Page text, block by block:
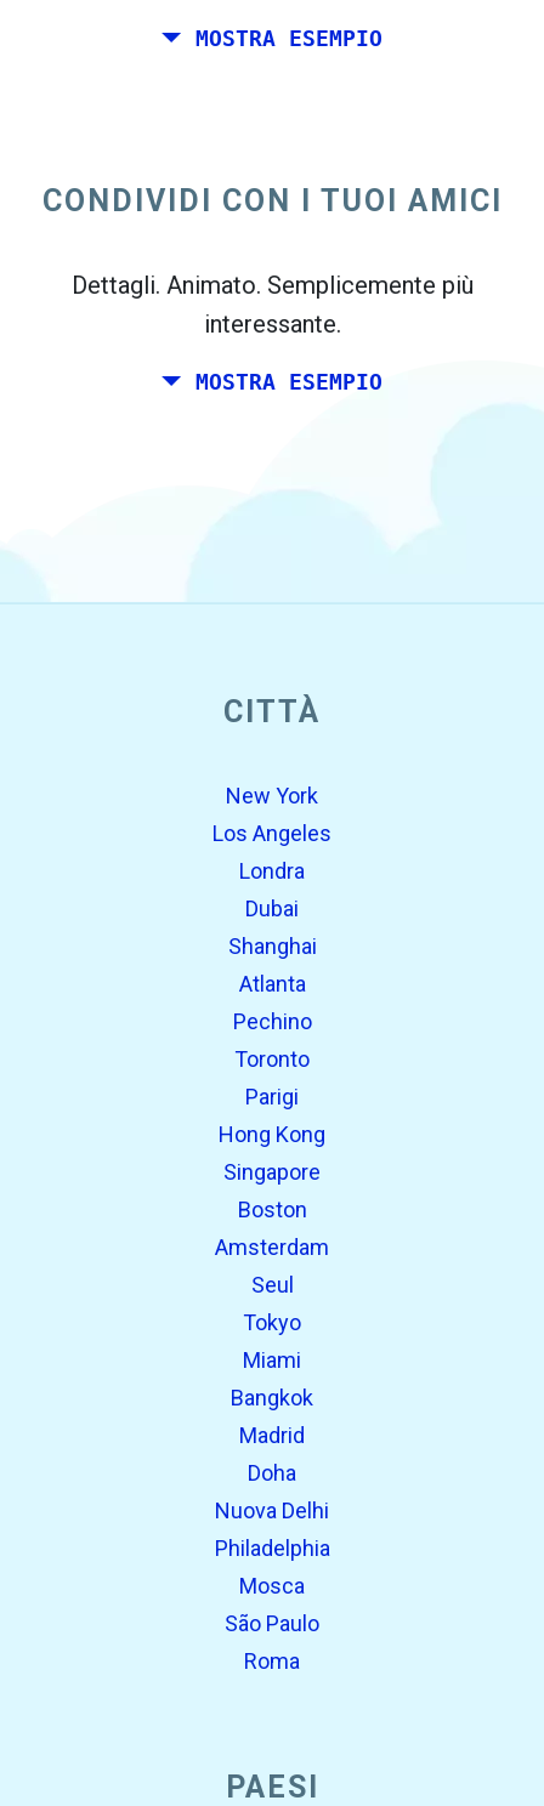
Trovato in precedenza:
MOSTRA ESEMPIO
Madrid, ei tuoi amici vive a Dublino e
Trovato in precedenza:
CONDIVIDI CON I TUOI AMICI
Dettagli. Animato. Semplicemente più
interessante.
MOSTRA ESEMPIO
CITTÀ
New York
Los Angeles
Londra
Dubai
Shanghai
Atlanta
Pechino
Toronto
Parigi
Hong Kong
Singapore
Boston
Amsterdam
Seul
Tokyo
Miami
Bangkok
Madrid
Doha
Nuova Delhi
Philadelphia
Mosca
São Paulo
Roma
PAESI